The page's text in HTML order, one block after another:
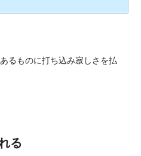
るものに打ち込み寂しさを払
る